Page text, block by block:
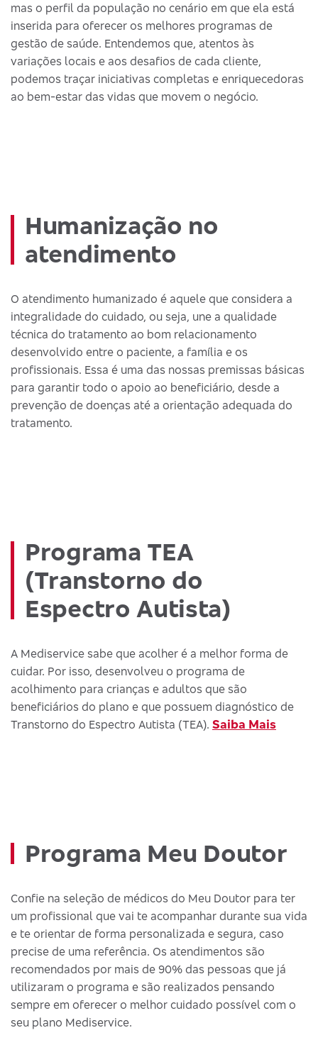
mas o perfil da população no cenário em que ela está
inserida para oferecer os melhores programas de
gestão de saúde. Entendemos que, atentos às
variações locais e aos desafios de cada cliente,
podemos traçar iniciativas completas e enriquecedoras
ao bem-estar das vidas que movem o negócio.
Humanização no
atendimento
O atendimento humanizado é aquele que considera a
integralidade do cuidado, ou seja, une a qualidade
técnica do tratamento ao bom relacionamento
desenvolvido entre o paciente, a família e os
profissionais. Essa é uma das nossas premissas básicas
para garantir todo o apoio ao beneficiário, desde a
prevenção de doenças até a orientação adequada do
tratamento.
Programa TEA
(Transtorno do
Espectro Autista)
A Mediservice sabe que acolher é a melhor forma de
cuidar. Por isso, desenvolveu o programa de
acolhimento para crianças e adultos que são
beneficiários do plano e que possuem diagnóstico de
Transtorno do Espectro Autista (TEA). Saiba Mais
Programa Meu Doutor
Confie na seleção de médicos do Meu Doutor para ter
um profissional que vai te acompanhar durante sua vida
e te orientar de forma personalizada e segura, caso
precise de uma referência. Os atendimentos são
recomendados por mais de 90% das pessoas que já
utilizaram o programa e são realizados pensando
sempre em oferecer o melhor cuidado possível com o
seu plano Mediservice.